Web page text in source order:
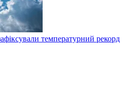
температурний рекорд